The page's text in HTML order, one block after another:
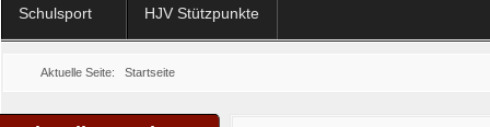
Schulsport HJV Stützpunkte
Aktuelle Seite: Startseite